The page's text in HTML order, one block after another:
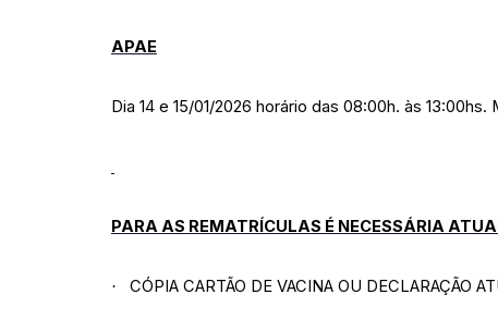
APAE
Dia 14 e 15/01/2026 horário das 08:00h. às 13:00hs.
PARA AS REMATRÍCULAS É NECESSÁRIA
· CÓPIA CARTÃO DE VACINA OU DECLARAÇÃO